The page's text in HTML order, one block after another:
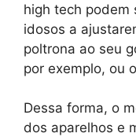
high tech podem
idosos a
poltrona ao seu
por exemplo, ou
Dessa forma, o
dos aparelhos e